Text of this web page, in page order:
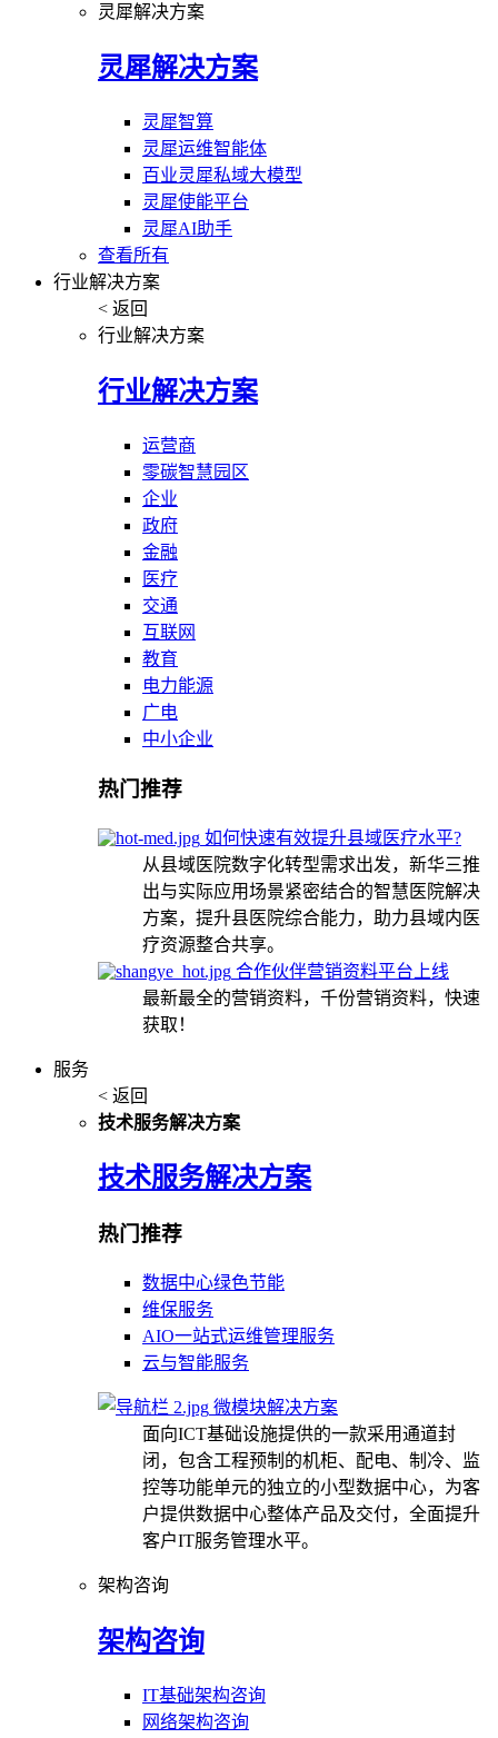
灵犀解决方案
灵犀解决方案
灵犀智算
灵犀运维智能体
百业灵犀私域大模型
灵犀使能平台
灵犀AI助手
查看所有
行业解决方案
< 返回
行业解决方案
行业解决方案
运营商
零碳智慧园区
企业
政府
金融
医疗
交通
互联网
教育
电力能源
广电
中小企业
热门推荐
如何快速有效提升县域医疗水平?
从县域医院数字化转型需求出发，新华三推
出与实际应用场景紧密结合的智慧医院解决
方案，提升县医院综合能力，助力县域内医
疗资源整合共享。
合作伙伴营销资料平台上线
最新最全的营销资料，千份营销资料，快速
获取！
服务
< 返回
技术服务解决方案
技术服务解决方案
热门推荐
数据中心绿色节能
维保服务
AIO一站式运维管理服务
云与智能服务
微模块解决方案
面向ICT基础设施提供的一款采用通道封
闭，包含工程预制的机柜、配电、制冷、监
控等功能单元的独立的小型数据中心，为客
户提供数据中心整体产品及交付，全面提升
客户IT服务管理水平。
架构咨询
架构咨询
IT基础架构咨询
网络架构咨询